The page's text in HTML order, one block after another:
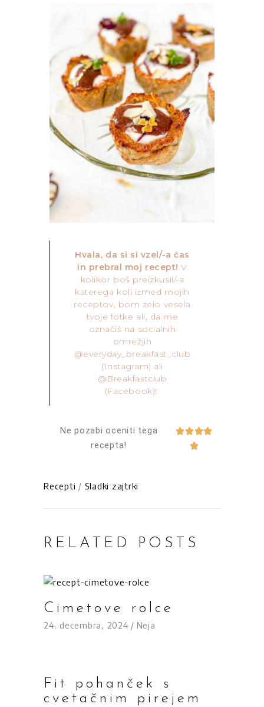
Hvala, da si si vzel/-a čas
in prebral moj recept! V
kolikor boš preizkusil/-a
katerega koli izmed mojih
receptov, bom zelo vesela
tvoje fotke ali, da me
označiš na socialnih
omrežjih
@everyday_breakfast_club
(Instagram) ali
@Breakfastclub
(Facebook)!
Ne pozabi oceniti tega
recepta!


Recepti / Sladki zajtrki
RELATED POSTS
Cimetove rolce
24. decembra, 2024 Neja
Fit pohanček s
cvetačnim pirejem